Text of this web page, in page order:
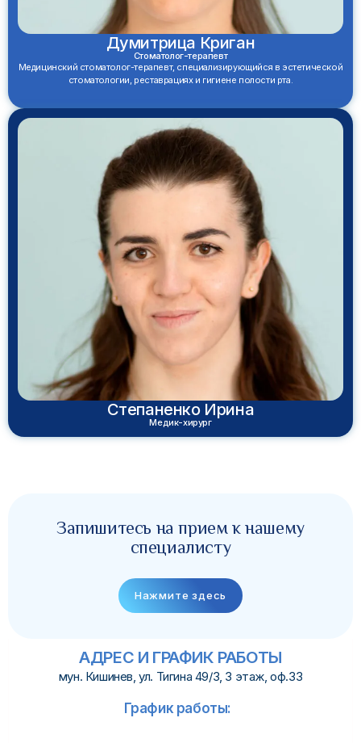
Думитрица Криган
Стоматолог-терапевт
Медицинский стоматолог-терапевт, специализирующийся в эстетической
стоматологии, реставрациях и гигиене полости рта.
Степаненко Ирина
Медик-хирург
Запишитесь на прием к нашему
специалисту
Нажмите здесь
АДРЕС И ГРАФИК РАБОТЫ
мун. Кишинев, ул. Тигина 49/3, 3 этаж, оф.33
График работы: